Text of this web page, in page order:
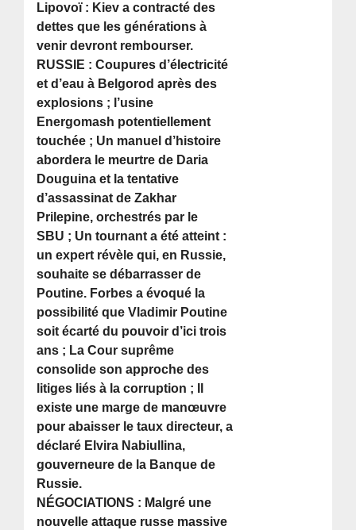
Lipovoï : Kiev a contracté des
dettes que les générations à
venir devront rembourser.
RUSSIE : Coupures d’électricité
et d’eau à Belgorod après des
explosions ; l’usine
Energomash potentiellement
touchée ; Un manuel d’histoire
abordera le meurtre de Daria
Douguina et la tentative
d’assassinat de Zakhar
Prilepine, orchestrés par le
SBU ; Un tournant a été atteint :
un expert révèle qui, en Russie,
souhaite se débarrasser de
Poutine. Forbes a évoqué la
possibilité que Vladimir Poutine
soit écarté du pouvoir d’ici trois
ans ; La Cour suprême
consolide son approche des
litiges liés à la corruption ; Il
existe une marge de manœuvre
pour abaisser le taux directeur, a
déclaré Elvira Nabiullina,
gouverneure de la Banque de
Russie.
NÉGOCIATIONS : Malgré une
nouvelle attaque russe massive